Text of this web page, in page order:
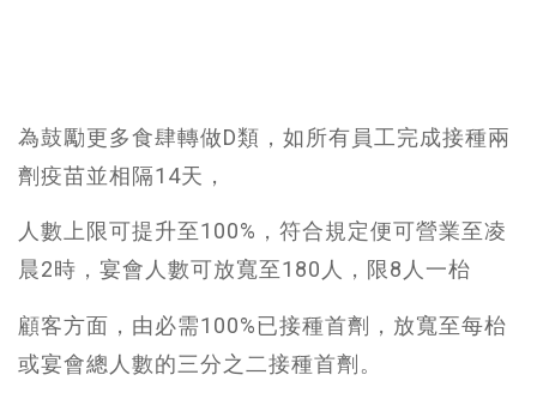
為鼓勵更多食肆轉做D類，如所有員工完成接種兩
劑疫苗並相隔14天，
人數上限可提升至100%，符合規定便可營業至凌
晨2時，宴會人數可放寬至180人，限8人一枱
顧客方面，由必需100%已接種首劑，放寬至每枱
或宴會總人數的三分之二接種首劑。